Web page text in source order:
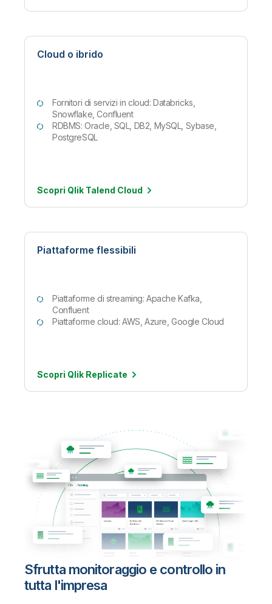
Cloud o ibrido
Fornitori di servizi in cloud: Databricks,
Snowflake, Confluent
RDBMS: Oracle, SQL, DB2, MySQL, Sybase,
PostgreSQL
Scopri Qlik Talend Cloud
Piattaforme flessibili
Piattaforme di streaming: Apache Kafka,
Confluent
Piattaforme cloud: AWS, Azure, Google Cloud
Scopri Qlik Replicate
Sfrutta monitoraggio e controllo in
tutta l'impresa